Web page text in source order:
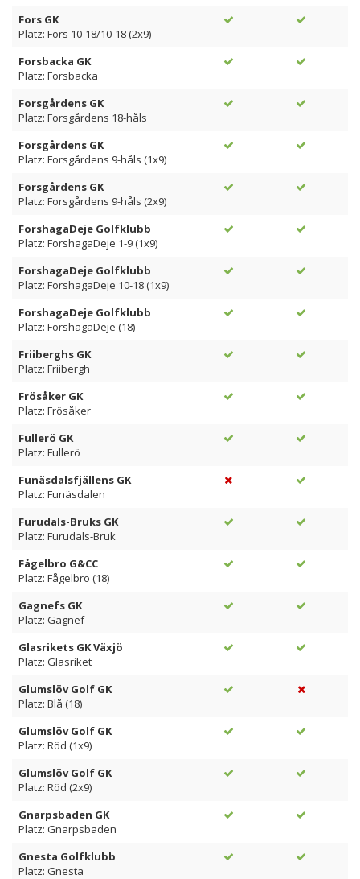
Fors GK
Platz: Fors 10-18/10-18 (2x9)
Forsbacka GK
Platz: Forsbacka
Forsgårdens GK
Platz: Forsgårdens 18-håls
Forsgårdens GK
Platz: Forsgårdens 9-håls (1x9)
Forsgårdens GK
Platz: Forsgårdens 9-håls (2x9)
ForshagaDeje Golfklubb
Platz: ForshagaDeje 1-9 (1x9)
ForshagaDeje Golfklubb
Platz: ForshagaDeje 10-18 (1x9)
ForshagaDeje Golfklubb
Platz: ForshagaDeje (18)
Friiberghs GK
Platz: Friibergh
Frösåker GK
Platz: Frösåker
Fullerö GK
Platz: Fullerö
Funäsdalsfjällens GK
Platz: Funäsdalen
Furudals-Bruks GK
Platz: Furudals-Bruk
Fågelbro G&CC
Platz: Fågelbro (18)
Gagnefs GK
Platz: Gagnef
Glasrikets GK Växjö
Platz: Glasriket
Glumslöv Golf GK
Platz: Blå (18)
Glumslöv Golf GK
Platz: Röd (1x9)
Glumslöv Golf GK
Platz: Röd (2x9)
Gnarpsbaden GK
Platz: Gnarpsbaden
Gnesta Golfklubb
Platz: Gnesta